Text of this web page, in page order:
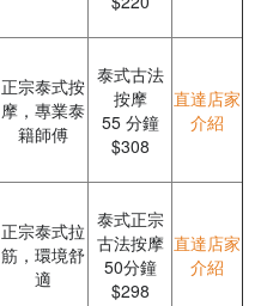
正宗泰式按
摩，專業泰
籍師傅
泰式古法
按摩
55 分鐘
$308
直達店家
介紹
正宗泰式拉
筋，環境舒
適
泰式正宗
古法按摩
50分鐘
$298
直達店家
介紹